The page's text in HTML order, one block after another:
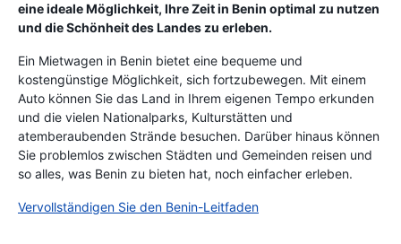
eine ideale Möglichkeit, Ihre Zeit in Benin optimal zu nutzen
und die Schönheit des Landes zu erleben.
Ein Mietwagen in Benin bietet eine bequeme und
kostengünstige Möglichkeit, sich fortzubewegen. Mit einem
Auto können Sie das Land in Ihrem eigenen Tempo erkunden
und die vielen Nationalparks, Kulturstätten und
atemberaubenden Strände besuchen. Darüber hinaus können
Sie problemlos zwischen Städten und Gemeinden reisen und
so alles, was Benin zu bieten hat, noch einfacher erleben.
Vervollständigen Sie den Benin-Leitfaden